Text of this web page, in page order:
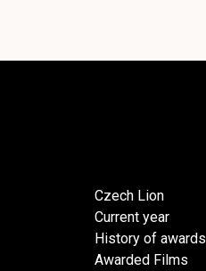
Czech Lion
Current year
History of awards
Awarded Films